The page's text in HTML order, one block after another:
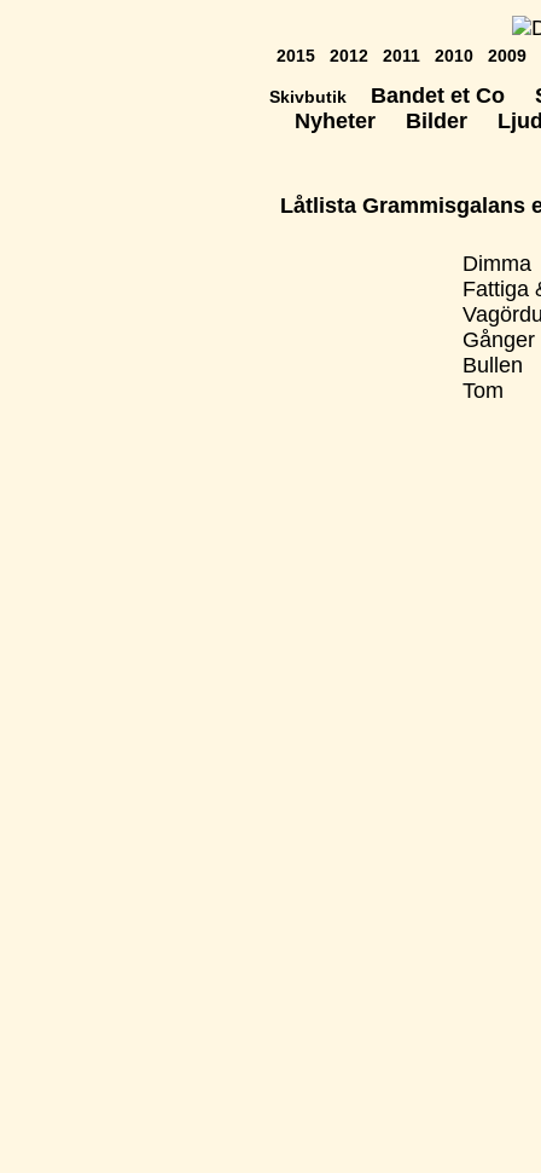
2015 2012 2011 2010 2009
Skivbutik Bandet et Co
Nyheter
Bilder
Låtlista Grammisgalans
Dimma
Fattiga
Gånger
Bullen
Tom